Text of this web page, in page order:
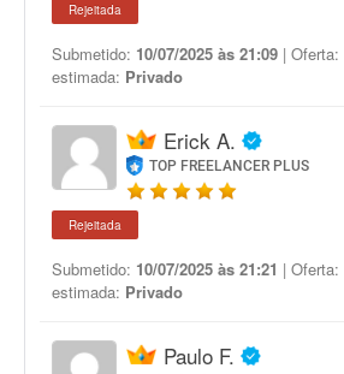
Rejeitada
Submetido: 10/07/2025 às 21:09 | Oferta:
estimada: Privado
Erick A.
TOP FREELANCER PLUS
Rejeitada
Submetido: 10/07/2025 às 21:21 | Oferta:
estimada: Privado
Paulo F.